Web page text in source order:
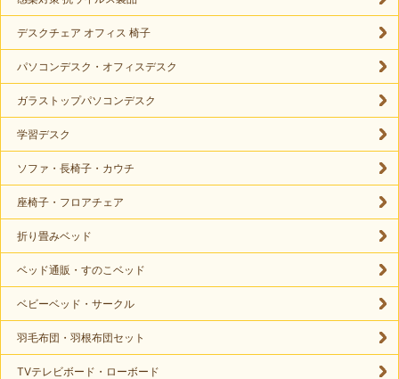
デスクチェア オフィス 椅子
パソコンデスク・オフィスデスク
ガラストップパソコンデスク
学習デスク
ソファ・長椅子・カウチ
座椅子・フロアチェア
折り畳みベッド
ベッド通販・すのこベッド
ベビーベッド・サークル
羽毛布団・羽根布団セット
TVテレビボード・ローボード